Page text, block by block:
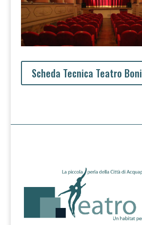
Scheda Tecnica Teatro Boni